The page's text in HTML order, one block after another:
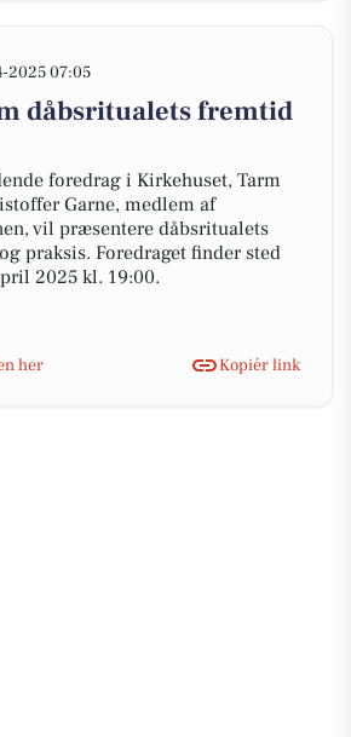
2025 07:05
dåbsritualets fremtid
foredrag i Kirkehuset, Tarm
Garne, medlem af
vil præsentere dåbsritualets
praksis. Foredraget finder sted
2025 kl. 19:00.
her
Kopiér link